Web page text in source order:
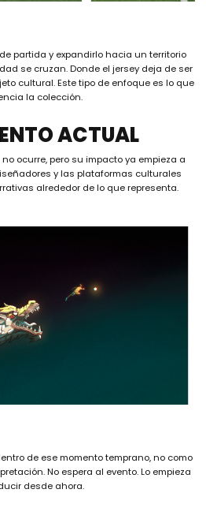
partida y expandirlo hacia un territorio
se cruzan. Donde el jersey deja de ser
cultural. Este tipo de enfoque es lo que
la colección.
ACTUAL
ocurre, pero su impacto ya empieza a
y las plataformas culturales
alrededor de lo que representa.
de ese momento temprano, no como
No espera al evento. Lo empieza
desde ahora.